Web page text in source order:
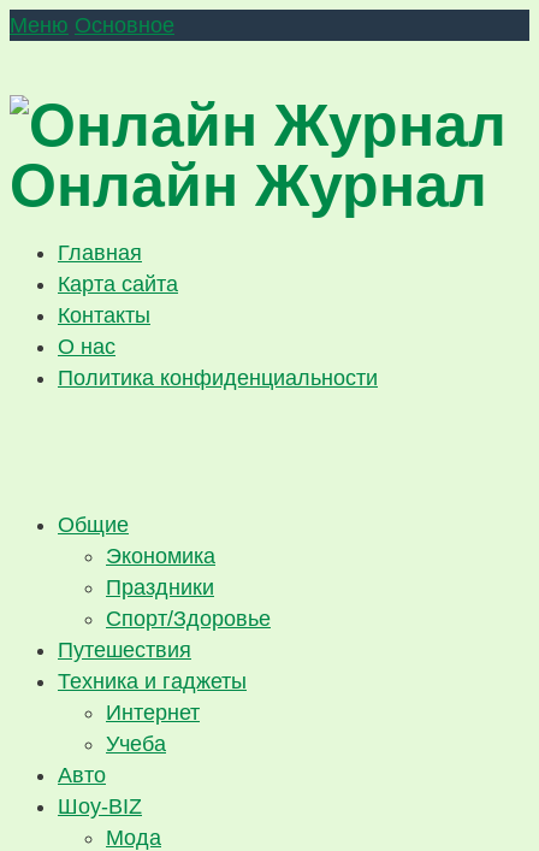
Меню Основное
Онлайн Журнал
Главная
Карта сайта
Контакты
О нас
Политика конфиденциальности
Общие
Экономика
Праздники
Спорт/Здоровье
Путешествия
Техника и гаджеты
Интернет
Учеба
Авто
Шоу-BIZ
Мода